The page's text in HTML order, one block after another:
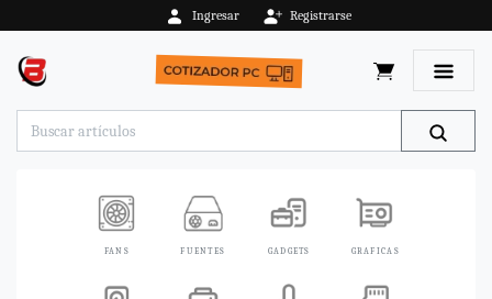
Ingresar Registrarse
FANS FUENTES GADGETS GRAFICAS